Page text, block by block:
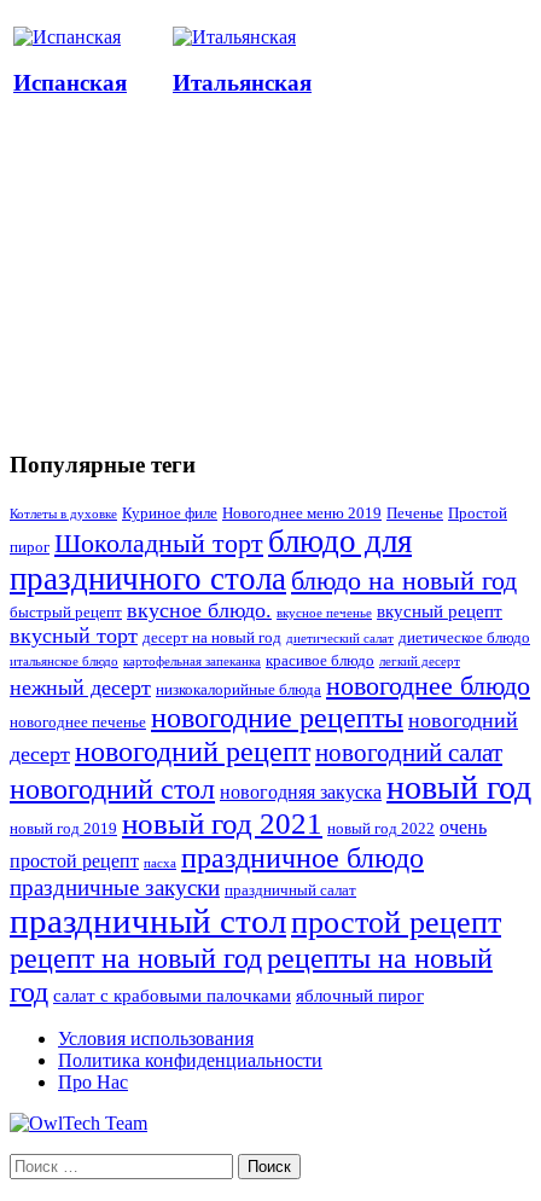
Испанская Итальянская
Популярные теги
Котлеты в духовке Куриное филе Новогоднее меню 2019 Печенье Простой
пирог Шоколадный торт блюдо для
праздничного стола блюдо на новый год
быстрый рецепт вкусное блюдо. вкусное печенье вкусный рецепт
вкусный торт десерт на новый год диетический салат диетическое блюдо
итальянское блюдо картофельная запеканка красивое блюдо легкий десерт
нежный десерт низкокалорийные блюда новогоднее блюдо
новогоднее печенье новогодние рецепты новогодний
десерт новогодний рецептновогодний салат
новогодний стол новогодняя закуска новый год
новый год 2019 новый год 2021 новый год 2022 очень
простой рецепт пасха праздничное блюдо
праздничные закуски праздничный салат
праздничный столпростой рецепт
рецепт на новый годрецепты на новый
год салат с крабовыми палочками яблочный пирог
Условия использования
Политика конфиденциальности
Про Нас